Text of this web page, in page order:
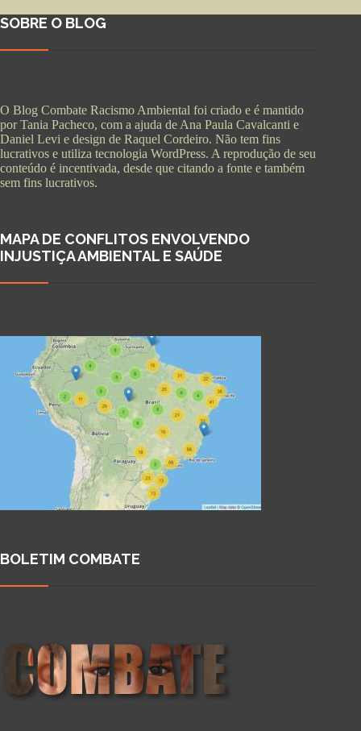
SOBRE O BLOG
O Blog Combate Racismo Ambiental foi criado e é mantido
por Tania Pacheco, com a ajuda de Ana Paula Cavalcanti e
Daniel Levi e design de Raquel Cordeiro. Não tem fins
lucrativos e utiliza tecnologia WordPress. A reprodução de seu
conteúdo é incentivada, desde que citando a fonte e também
sem fins lucrativos.
MAPA DE CONFLITOS ENVOLVENDO
INJUSTIÇA AMBIENTAL E SAÚDE
BOLETIM COMBATE